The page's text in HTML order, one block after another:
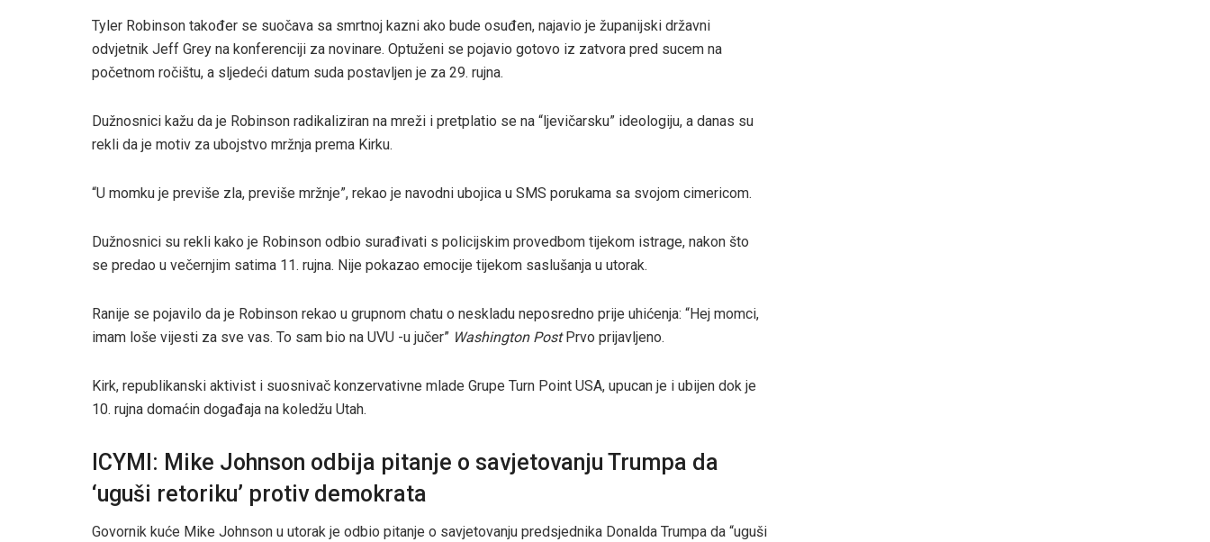
Tyler Robinson također se suočava sa smrtnoj kazni ako bude osuđen, najavio je županijski državni
odvjetnik Jeff Grey na konferenciji za novinare. Optuženi se pojavio gotovo iz zatvora pred sucem na
početnom ročištu, a sljedeći datum suda postavljen je za 29. rujna.
Dužnosnici kažu da je Robinson radikaliziran na mreži i pretplatio se na “ljevičarsku” ideologiju, a danas su
rekli da je motiv za ubojstvo mržnja prema Kirku.
“U momku je previše zla, previše mržnje”, rekao je navodni ubojica u SMS porukama sa svojom cimericom.
Dužnosnici su rekli kako je Robinson odbio surađivati ​​s policijskim provedbom tijekom istrage, nakon što
se predao u večernjim satima 11. rujna. Nije pokazao emocije tijekom saslušanja u utorak.
Ranije se pojavilo da je Robinson rekao u grupnom chatu o neskladu neposredno prije uhićenja: “Hej momci,
imam loše vijesti za sve vas. To sam bio na UVU -u jučer” Washington PostPrvo prijavljeno.
Kirk, republikanski aktivist i suosnivač konzervativne mlade Grupe Turn Point USA, upucan je i ubijen dok je
10. rujna domaćin događaja na koledžu Utah.
ICYMI: Mike Johnson odbija pitanje o savjetovanju Trumpa da
‘uguši retoriku’ protiv demokrata
Govornik kuće Mike Johnson u utorak je odbio pitanje o savjetovanju predsjednika Donalda Trumpa da “uguši